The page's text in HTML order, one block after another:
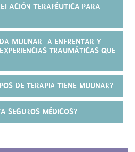
TERAPÉUTICA PARA
MUUNAR A ENFRENTAR Y
TRAUMÁTICAS QUE
DE TERAPIA TIENE MUUNAR?
SEGUROS MÉDICOS?